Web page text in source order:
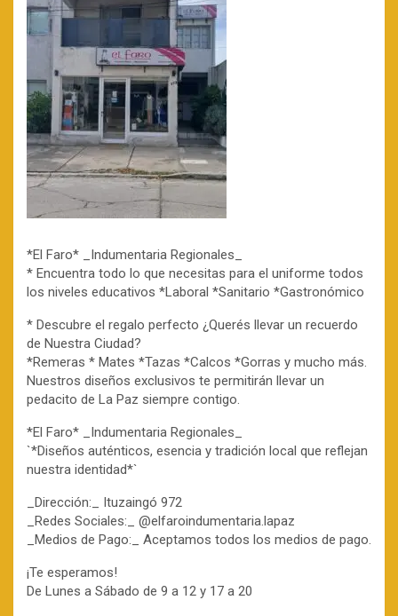
*El Faro* _Indumentaria Regionales_
* Encuentra todo lo que necesitas para el uniforme todos
los niveles educativos *Laboral *Sanitario *Gastronómico
* Descubre el regalo perfecto ¿Querés llevar un recuerdo
de Nuestra Ciudad?
*Remeras * Mates *Tazas *Calcos *Gorras y mucho más.
Nuestros diseños exclusivos te permitirán llevar un
pedacito de La Paz siempre contigo.
*El Faro* _Indumentaria Regionales_
`*Diseños auténticos, esencia y tradición local que reflejan
nuestra identidad*`
_Dirección:_ Ituzaingó 972
_Redes Sociales:_ @elfaroindumentaria.lapaz
_Medios de Pago:_ Aceptamos todos los medios de pago.
¡Te esperamos!
De Lunes a Sábado de 9 a 12 y 17 a 20